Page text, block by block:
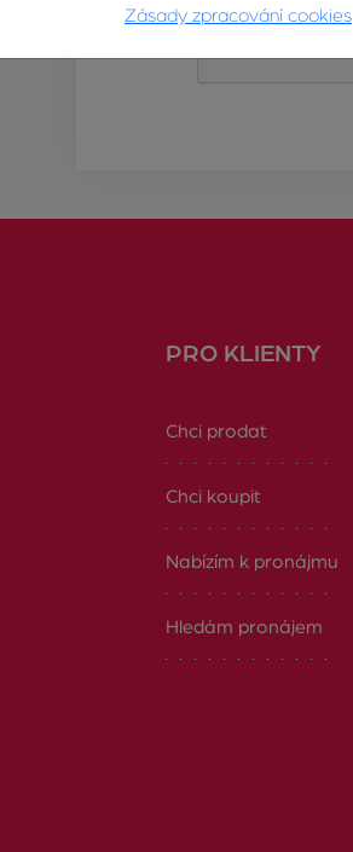
PRO KLIENTY
Chci prodat
Chci koupit
Nabízím k pronájmu
Hledám pronájem
Zásady zpracování cookies